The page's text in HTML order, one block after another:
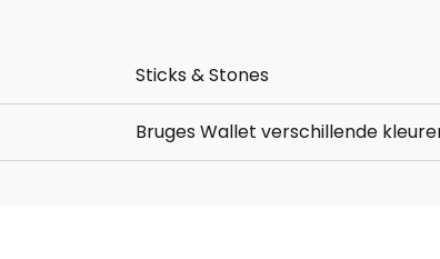
Sticks & Stones
Bruges Wallet verschillende